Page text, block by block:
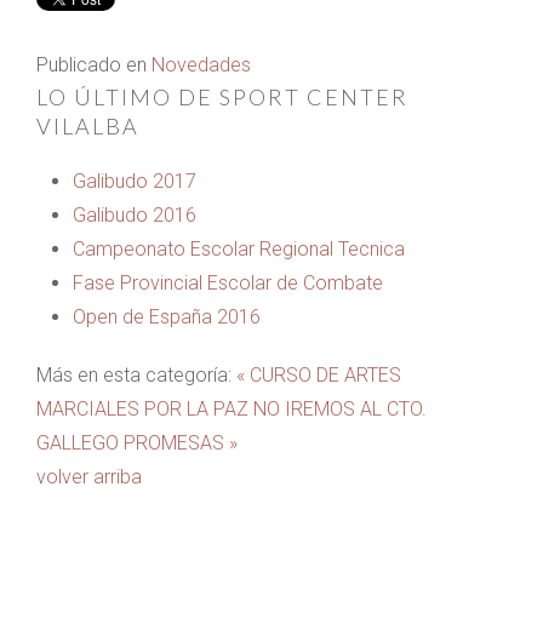
Publicado en Novedades
LO ÚLTIMO DE SPORT CENTER
VILALBA
Galibudo 2017
Galibudo 2016
Campeonato Escolar Regional Tecnica
Fase Provincial Escolar de Combate
Open de España 2016
Más en esta categoría: « CURSO DE ARTES
MARCIALES POR LA PAZ NO IREMOS AL CTO.
GALLEGO PROMESAS »
volver arriba